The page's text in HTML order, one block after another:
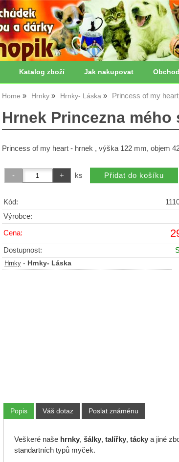
Katalog zboží Jak nakupovat
Home Hrnky Hrnky- Láska Princess of my
Hrnek Princezna mého
Princess of my heart - hrnek , výška 122 mm, objem
ks
Kód:
Výrobce:
Cena:
Dostupnost:
Hrnky - Hrnky- Láska
Popis Váš dotaz Poslat známénu
Veškeré naše hrnky, šálky, talířky, táckya jiné
standartních typů myček.